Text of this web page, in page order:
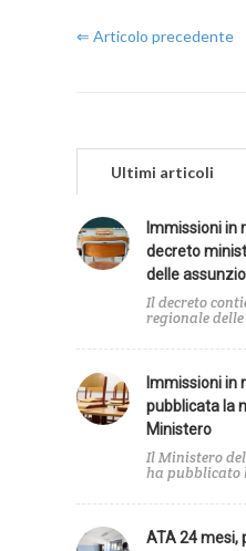
⇐ Articolo precedente
Ultimi articoli
Immissioni in
decreto
delle
Il decreto
regionale
Immissioni in
pubblicata la
Ministero
Il Ministero
ha pubblicato
ATA 24 mesi,